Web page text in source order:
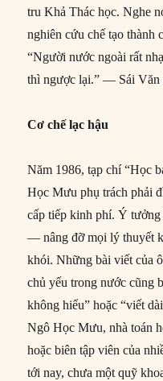
tru Khả Thác học. Nghe
nghiên cứu chế tạo thành
“Người nước ngoài rất
thì ngược lại.” –– Sái Văn
Cơ chế lạc hậu
Năm 1986, tạp chí “Học
Học Mưu phụ trách phải
cấp tiếp kinh phí. Ý
–– nâng đỡ mọi lý thuyết
khói. Những bài viết của
chủ yếu trong nước cũng
không hiểu” hoặc “viết
Ngô Học Mưu, nhà toán
hoặc biên tập viên của
tới nay, chưa một quỹ